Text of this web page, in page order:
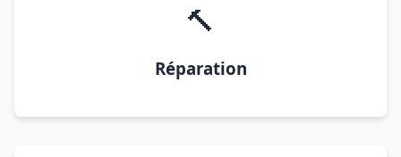
🔨
Réparation